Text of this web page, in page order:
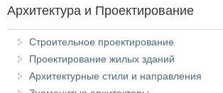
Архитектура и Проектирование
Строительное проектирование
Проектирование жилых зданий
Архитектурные стили и направления